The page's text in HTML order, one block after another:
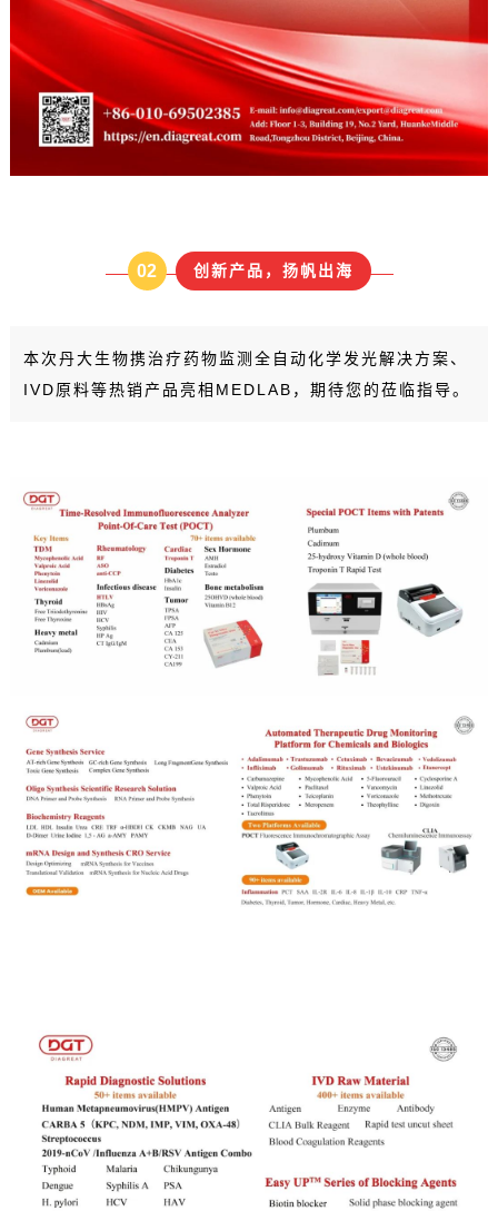
02 创新产品，扬帆出海
本次丹大生物携治疗药物监测全自动化学发光解决方案、
IVD原料等热销产品亮相MEDLAB，期待您的莅临指导。